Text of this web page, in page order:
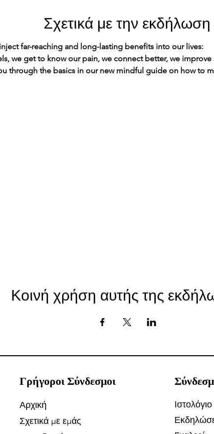
Σχετικά με την εκδήλωση
far-reaching and long-lasting benefits into our lives:
we get to know our pain, we connect better, we
through the basics in our new mindful guide on how to
Κοινή χρήση αυτής της
Γρήγοροι Σύνδεσμοι
Αρχική
Σχετικά με εμάς
Ιστολόγιο